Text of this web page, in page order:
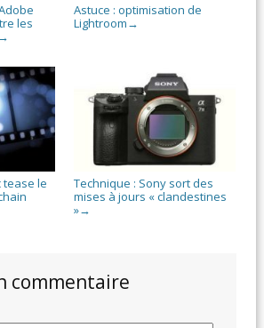
les
→
Astuce : optimisation de
Lightroom →
tease le
Technique : Sony sort des
mises à jours « clandestines
»→
commentaire